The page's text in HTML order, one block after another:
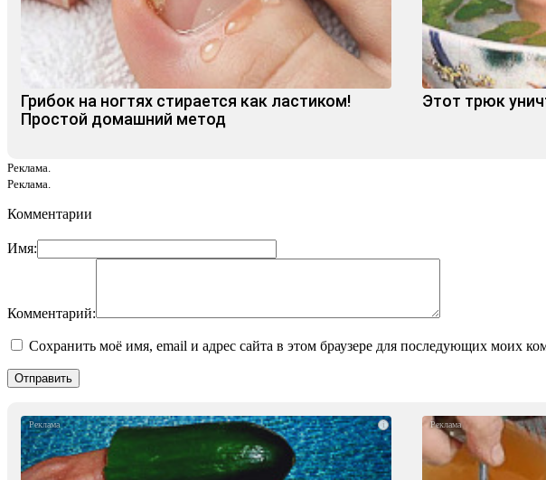
Грибок на ногтях стирается как ластиком!
Простой домашний метод
Этот трюк
Реклама.
Реклама.
Комментарии
Имя:
Комментарий:
Сохранить моё имя, email и адрес сайта в этом браузере для последующих моих
i